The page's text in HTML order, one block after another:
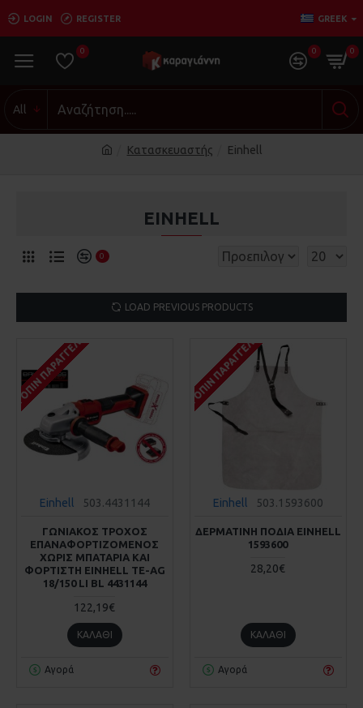
LOGIN REGISTER GREEK
0 0 0
All
Κατασκευαστής Einhell
EINHELL
0
LOAD PREVIOUS PRODUCTS
ΚΑΤΌΠΙΝ ΠΑΡΑΓΓΕΛΊΑΣ
Einhell 503.4431144
ΓΩΝΙΑΚΟΣ ΤΡΟΧΟΣ
ΕΠΑΝΑΦΟΡΤΙΖΟΜΕΝΟΣ
ΧΩΡΙΣ ΜΠΑΤΑΡΙΑ ΚΑΙ
ΦΟΡΤΙΣΤΗ EINHELL TE-AG
18/150 LI BL 4431144
122,19€
ΚΑΛΆΘΙ
Αγορά
ΚΑΤΌΠΙΝ ΠΑΡΑΓΓΕΛΊΑΣ
Einhell 503.1593600
ΔΕΡΜΑΤΙΝΗ ΠΟΔΙΑ EINHELL
1593600
28,20€
ΚΑΛΆΘΙ
Αγορά